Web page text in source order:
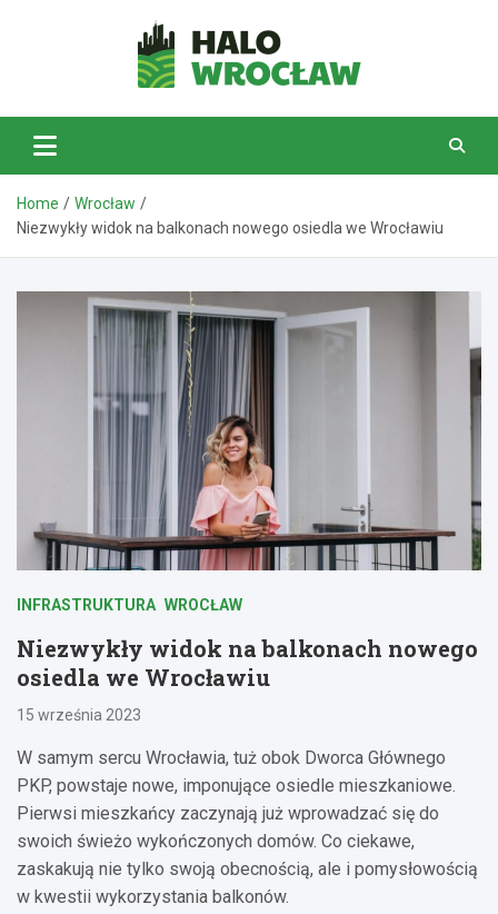
HaloWrocław.pl
Home
Wrocław
Niezwykły widok na balkonach nowego osiedla we Wrocławiu
INFRASTRUKTURA WROCŁAW
Niezwykły widok na balkonach nowego
osiedla we Wrocławiu
15 września 2023
W samym sercu Wrocławia, tuż obok Dworca Głównego
PKP, powstaje nowe, imponujące osiedle mieszkaniowe.
Pierwsi mieszkańcy zaczynają już wprowadzać się do
swoich świeżo wykończonych domów. Co ciekawe,
zaskakują nie tylko swoją obecnością, ale i pomysłowością
w kwestii wykorzystania balkonów.